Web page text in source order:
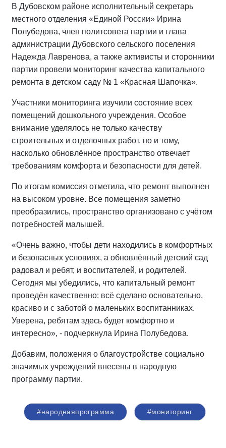
В Дубовском районе исполнительный секретарь
местного отделения «Единой России» Ирина
Полубедова, член политсовета партии и глава
администрации Дубовского сельского поселения
Надежда Лавренова, а также активисты и сторонники
партии провели мониторинг качества капитального
ремонта в детском саду № 1 «Красная Шапочка».
Участники мониторинга изучили состояние всех
помещений дошкольного учреждения. Особое
внимание уделялось не только качеству
строительных и отделочных работ, но и тому,
насколько обновлённое пространство отвечает
требованиям комфорта и безопасности для детей.
По итогам комиссия отметила, что ремонт выполнен
на высоком уровне. Все помещения заметно
преобразились, пространство организовано с учётом
потребностей малышей.
«Очень важно, чтобы дети находились в комфортных
и безопасных условиях, а обновлённый детский сад
радовал и ребят, и воспитателей, и родителей.
Сегодня мы убедились, что капитальный ремонт
проведён качественно: всё сделано основательно,
красиво и с заботой о маленьких воспитанниках.
Уверена, ребятам здесь будет комфортно и
интересно», - подчеркнула Ирина Полубедова.
Добавим, положения о благоустройстве социально
значимых учреждений внесены в народную
программу партии.
#народнаяпрограмма #мониторинг